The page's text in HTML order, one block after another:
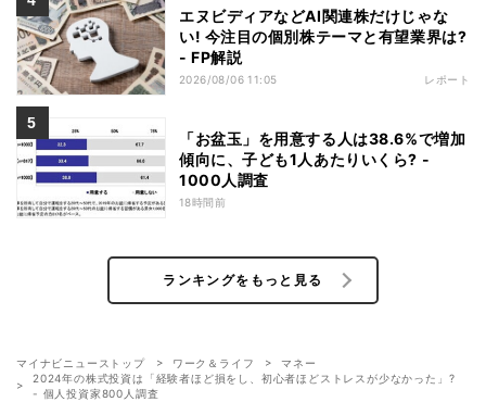
エヌビディアなどAI関連株だけじゃな
い! 今注目の個別株テーマと有望業界は?
- FP解説
2026/08/06 11:05 レポート
「お盆玉」を用意する人は38.6%で増加
傾向に、子ども1人あたりいくら? -
1000人調査
18時間前
ランキングをもっと見る
マイナビニューストップ ワーク＆ライフ
マネー
2024年の株式投資は「経験者ほど損をし、初心者ほどストレスが少なかった」?
- 個人投資家800人調査